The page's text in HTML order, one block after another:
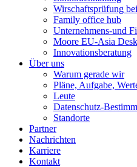
Wirschaftsprüfung
Family office hub
Unternehmens-und
Moore EU-Asia Desk
Innovationsberatung
Über uns
Warum gerade wir
Pläne, Aufgabe,
Leute
Datenschutz-
Standorte
Partner
Nachrichten
Karriere
Kontakt